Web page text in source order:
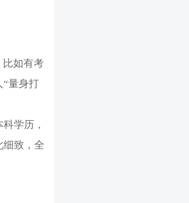
比如有考
“量身打
学历，
细致，全